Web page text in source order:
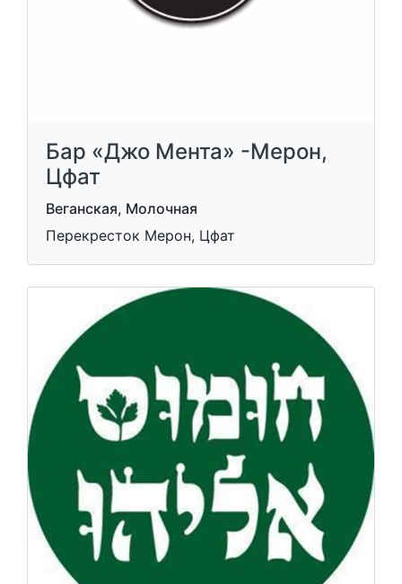
Бар «Джо Мента» -Мерон,
Цфат
Веганская, Молочная
Перекресток Мерон, Цфат